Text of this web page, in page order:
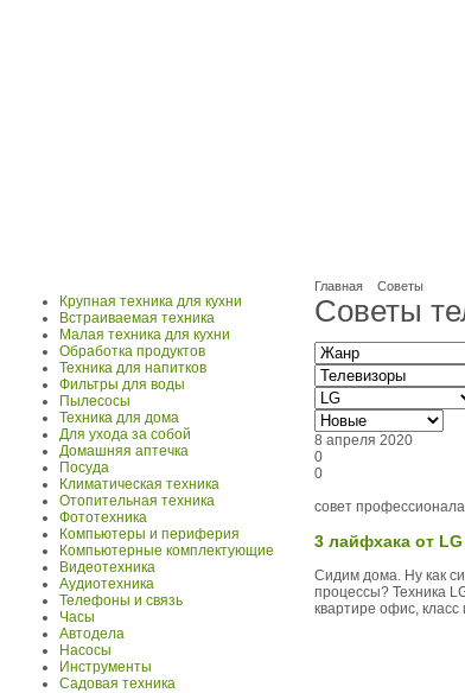
Главная Советы
Советы
8 апреля 2020
0
0
совет профессионала
3 лайфхака от
Сидим дома. Ну как
процессы? Техника
квартире офис, класс
Крупная техника для кухни
Встраиваемая техника
Малая техника для кухни
Обработка продуктов
Техника для напитков
Фильтры для воды
Пылесосы
Техника для дома
Для ухода за собой
Домашняя аптечка
Посуда
Климатическая техника
Отопительная техника
Фототехника
Компьютеры и периферия
Компьютерные комплектующие
Видеотехника
Аудиотехника
Телефоны и связь
Часы
Автодела
Насосы
Инструменты
Садовая техника